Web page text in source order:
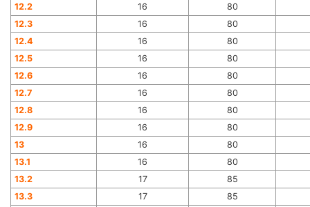
12.2
16
80
12.3
16
80
12.4
16
80
12.5
16
80
12.6
16
80
12.7
16
80
12.8
16
80
12.9
16
80
13
16
80
13.1
16
80
13.2
17
85
13.3
17
85